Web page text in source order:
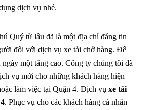
dịch vụ nhé.
Quý từ lâu đã là một địa chỉ đáng tin
đối với dịch vụ xe tải chở hàng. Để
một tăng cao. Công ty chúng tôi đã
vụ mới cho những khách hàng hiện
làm việc tại Quận 4. Dịch vụ xe tải
. Phục vụ cho các khách hàng cá nhân